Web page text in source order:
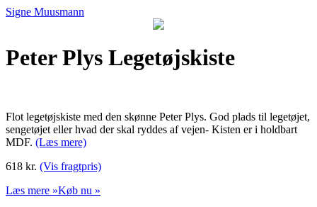
Signe Muusmann
Peter Plys Legetøjskiste
Flot legetøjskiste med den skønne Peter Plys. God plads til legetøjet,
sengetøjet eller hvad der skal ryddes af vejen- Kisten er i holdbart
MDF. (Læs mere)
618 kr. (Vis fragtpris)
Læs mere »Køb nu »